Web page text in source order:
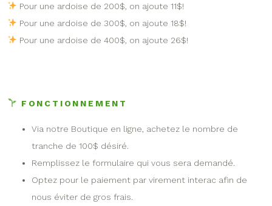
Pour une ardoise de 200$, on ajoute 11$!
Pour une ardoise de 300$, on ajoute 18$!
Pour une ardoise de 400$, on ajoute 26$!
FONCTIONNEMENT
Via notre Boutique en ligne, achetez le nombre de
tranche de 100$ désiré.
Remplissez le formulaire qui vous sera demandé.
Optez pour le paiement par virement interac afin de
nous éviter de gros frais.